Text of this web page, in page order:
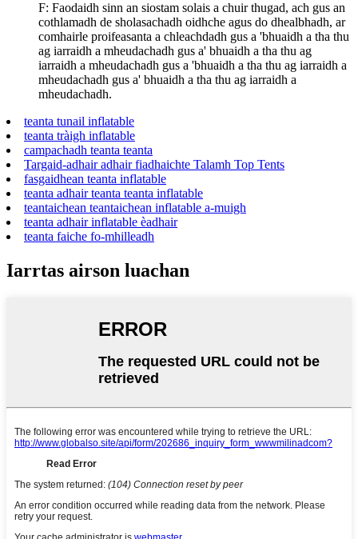
F: Faodaidh sinn an siostam solais a chuir thugad, ach gus an
cothlamadh de sholasachadh oidhche agus do dhealbhadh, ar
comhairle proifeasanta a chleachdadh gus a 'bhuaidh a tha thu
ag iarraidh a mheudachadh gus a' bhuaidh a tha thu ag
iarraidh a mheudachadh gus a 'bhuaidh a tha thu ag iarraidh a
mheudachadh gus a' bhuaidh a tha thu ag iarraidh a
mheudachadh.
teanta tunail inflatable
teanta tràigh inflatable
campachadh teanta teanta
Targaid-adhair adhair fiadhaichte Talamh Top Tents
fasgaidhean teanta inflatable
teanta adhair teanta teanta inflatable
teantaichean teantaichean inflatable a-muigh
teanta adhair inflatable èadhair
teanta faiche fo-mhilleadh
Iarrtas airson luachan